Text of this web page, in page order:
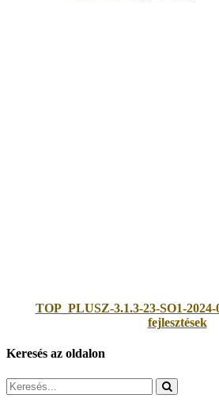
TOP_PLUSZ-3.1.3-23-SO1-
fejlesztések
Keresés az oldalon
Search
for: